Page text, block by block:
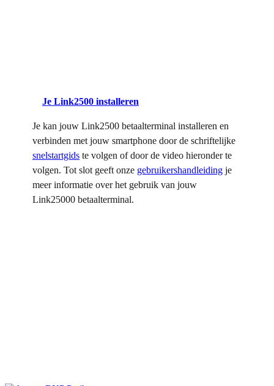
Je Link2500 installeren
Je kan jouw Link2500 betaalterminal installeren en
verbinden met jouw smartphone door de schriftelijke
snelstartgids te volgen of door de video hieronder te
volgen. Tot slot geeft onze gebruikershandleiding je
meer informatie over het gebruik van jouw
Link25000 betaalterminal.